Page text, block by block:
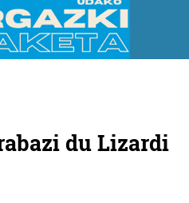
du Lizardi